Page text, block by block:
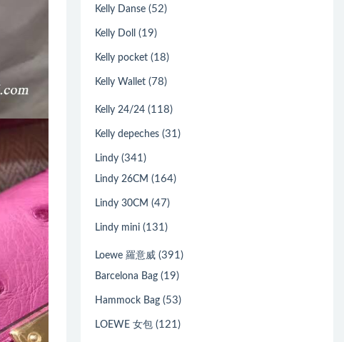
Kelly Danse (52)
Kelly Doll (19)
Kelly pocket (18)
Kelly Wallet (78)
Kelly 24/24 (118)
Kelly depeches (31)
Lindy (341)
Lindy 26CM (164)
Lindy 30CM (47)
Lindy mini (131)
Loewe 羅意威 (391)
Barcelona Bag (19)
Hammock Bag (53)
LOEWE 女包 (121)